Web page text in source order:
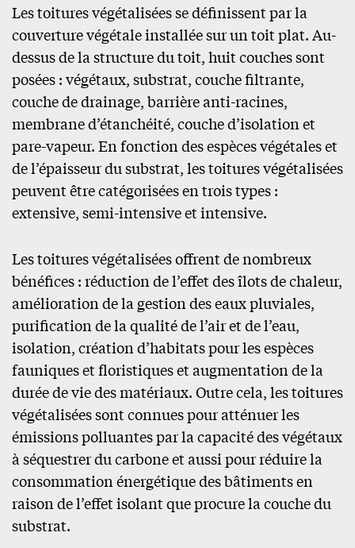
Les toitures végétalisées se définissent par la
couverture végétale installée sur un toit plat. Au-
dessus de la structure du toit, huit couches sont
posées : végétaux, substrat, couche filtrante,
couche de drainage, barrière anti-racines,
membrane d’étanchéité, couche d’isolation et
pare-vapeur. En fonction des espèces végétales et
de l’épaisseur du substrat, les toitures végétalisées
peuvent être catégorisées en trois types :
extensive, semi-intensive et intensive.
Les toitures végétalisées offrent de nombreux
bénéfices : réduction de l’effet des îlots de chaleur,
amélioration de la gestion des eaux pluviales,
purification de la qualité de l’air et de l’eau,
isolation, création d’habitats pour les espèces
fauniques et floristiques et augmentation de la
durée de vie des matériaux. Outre cela, les toitures
végétalisées sont connues pour atténuer les
émissions polluantes par la capacité des végétaux
à séquestrer du carbone et aussi pour réduire la
consommation énergétique des bâtiments en
raison de l’effet isolant que procure la couche du
substrat.